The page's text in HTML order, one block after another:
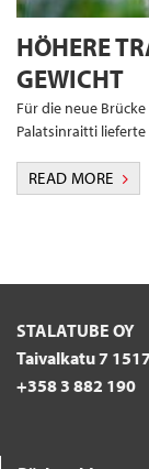
HÖHERE
GEWICHT
Für die neue
Palatsinraitti
READ MORE
STALATUBE OY
Taivalkatu 7
+358 3 882 190